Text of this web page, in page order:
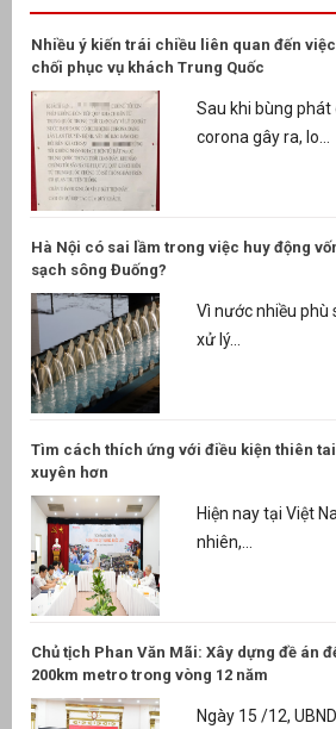
Nhiều ý kiến trái chiều liên quan đến
chối phục vụ khách Trung Quốc
Sau khi bùng phát
corona gây ra, lo...
Hà Nội có sai lầm trong việc huy động
sạch sông Đuống?
Vì nước nhiều phù
xử lý...
Tìm cách thích ứng với điều kiện thiên
xuyên hơn
Hiện nay tại Việt
nhiên,...
Chủ tịch Phan Văn Mãi: Xây dựng đề án
200km metro trong vòng 12 năm
Ngày 15 /12,